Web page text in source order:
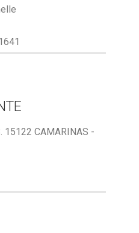
15122 CAMARINAS -